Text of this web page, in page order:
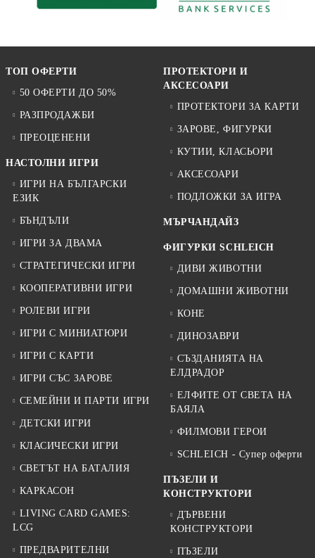
ТОП ОФЕРТИ
50 ОФЕРТИ ДО 50%
РАЗПРОДАЖБИ
ПРЕОЦЕНЕНИ
НАСТОЛНИ ИГРИ
ИГРИ НА БЪЛГАРСКИ
ЕЗИК
БЪНДЪЛИ
ИГРИ ЗА ДВАМА
СТРАТЕГИЧЕСКИ ИГРИ
КООПЕРАТИВНИ ИГРИ
РОЛЕВИ ИГРИ
ИГРИ С МИНИАТЮРИ
ИГРИ С КАРТИ
ИГРИ СЪС ЗАРОВЕ
СЕМЕЙНИ И ПАРТИ ИГРИ
ДЕТСКИ ИГРИ
КЛАСИЧЕСКИ ИГРИ
СВЕТЪТ НА БАТАЛИЯ
КАРКАСОН
LIVING CARD GAMES:
LCG
ПРЕДВАРИТЕЛНИ
ПРОТЕКТОРИ И
АКСЕСОАРИ
ПРОТЕКТОРИ ЗА КАРТИ
ЗАРОВЕ, ФИГУРКИ
КУТИИ, КЛАСЬОРИ
АКСЕСОАРИ
ПОДЛОЖКИ ЗА ИГРА
МЪРЧАНДАЙЗ
ФИГУРКИ SCHLEICH
ДИВИ ЖИВОТНИ
ДОМАШНИ ЖИВОТНИ
КОНЕ
ДИНОЗАВРИ
СЪЗДАНИЯТА НА
ЕЛДРАДОР
ЕЛФИТЕ ОТ СВЕТА НА
БАЯЛА
ФИЛМОВИ ГЕРОИ
SCHLEICH - Супер оферти
ПЪЗЕЛИ И
КОНСТРУКТОРИ
ДЪРВЕНИ
КОНСТРУКТОРИ
ПЪЗЕЛИ